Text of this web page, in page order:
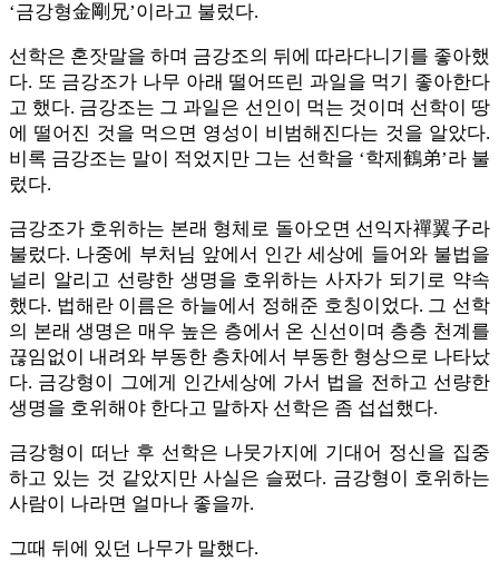
‘금강형金剛兄’이라고 불렀다.
선학은 혼잣말을 하며 금강조의 뒤에 따라다니기를 좋아했
다. 또 금강조가 나무 아래 떨어뜨린 과일을 먹기 좋아한다
고 했다. 금강조는 그 과일은 선인이 먹는 것이며 선학이 땅
에 떨어진 것을 먹으면 영성이 비범해진다는 것을 알았다.
비록 금강조는 말이 적었지만 그는 선학을 ‘학제鶴弟’라 불
렀다.
금강조가 호위하는 본래 형체로 돌아오면 선익자禪翼子라
불렀다. 나중에 부처님 앞에서 인간 세상에 들어와 불법을
널리 알리고 선량한 생명을 호위하는 사자가 되기로 약속
했다. 법해란 이름은 하늘에서 정해준 호칭이었다. 그 선학
의 본래 생명은 매우 높은 층에서 온 신선이며 층층 천계를
끊임없이 내려와 부동한 층차에서 부동한 형상으로 나타났
다. 금강형이 그에게 인간세상에 가서 법을 전하고 선량한
생명을 호위해야 한다고 말하자 선학은 좀 섭섭했다.
금강형이 떠난 후 선학은 나뭇가지에 기대어 정신을 집중
하고 있는 것 같았지만 사실은 슬펐다. 금강형이 호위하는
사람이 나라면 얼마나 좋을까.
그때 뒤에 있던 나무가 말했다.